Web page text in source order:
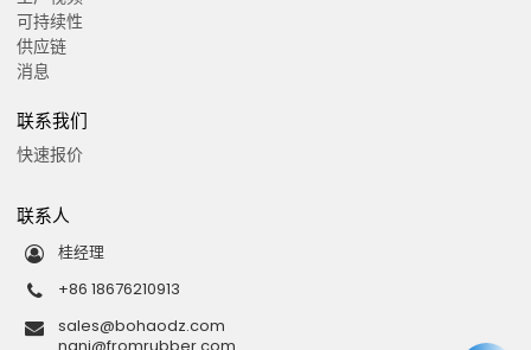
可持续性
供应链
消息
联系我们
快速报价
联系人
桂经理
+86 18676210913
sales@bohaodz.com